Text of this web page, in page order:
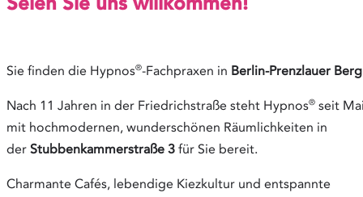
Sie finden die Hypnos®-Fachpraxen in Berlin-Prenzlauer Berg
Nach 11 Jahren in der Friedrichstraße steht Hypnos® seit
mit hochmodernen, wunderschönen Räumlichkeiten in
der Stubbenkammerstraße 3 für Sie bereit.
Charmante Cafés, lebendige Kiezkultur und entspannte